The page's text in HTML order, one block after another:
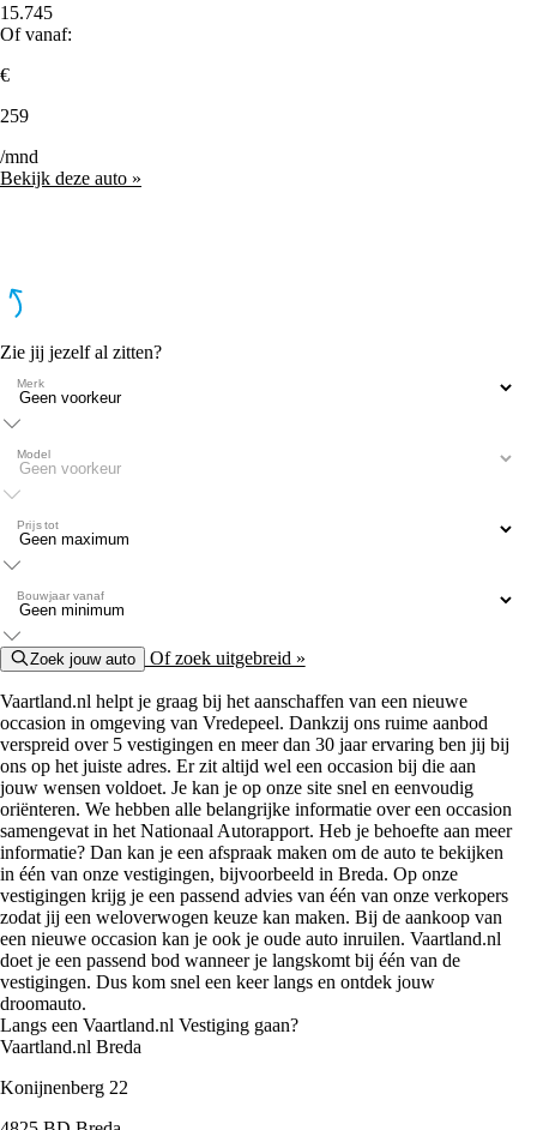
15.745
Of vanaf:
€
259
/mnd
Bekijk deze auto »
Zie jij jezelf al zitten?
Merk
Model
Prijs tot
Bouwjaar vanaf
Zoek jouw auto Of zoek uitgebreid »
Vaartland.nl helpt je graag bij het aanschaffen van een nieuwe
occasion in omgeving van Vredepeel. Dankzij ons ruime aanbod
verspreid over 5 vestigingen en meer dan 30 jaar ervaring ben jij bij
ons op het juiste adres. Er zit altijd wel een occasion bij die aan
jouw wensen voldoet. Je kan je op onze site snel en eenvoudig
oriënteren. We hebben alle belangrijke informatie over een occasion
samengevat in het Nationaal Autorapport. Heb je behoefte aan meer
informatie? Dan kan je een afspraak maken om de auto te bekijken
in één van onze vestigingen, bijvoorbeeld in Breda. Op onze
vestigingen krijg je een passend advies van één van onze verkopers
zodat jij een weloverwogen keuze kan maken. Bij de aankoop van
een nieuwe occasion kan je ook je oude auto inruilen. Vaartland.nl
doet je een passend bod wanneer je langskomt bij één van de
vestigingen. Dus kom snel een keer langs en ontdek jouw
droomauto.
Langs een Vaartland.nl Vestiging gaan?
Vaartland.nl Breda
Konijnenberg 22